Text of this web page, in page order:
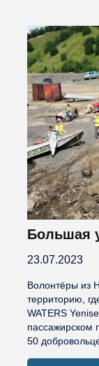
Большая
23.07.2023
Волонтёры из
территорию,
WATERS
пассажирском
50